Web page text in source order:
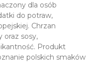
dla osób
do potraw,
Chrzan
oraz sosy,
Produkt
polskich smaków